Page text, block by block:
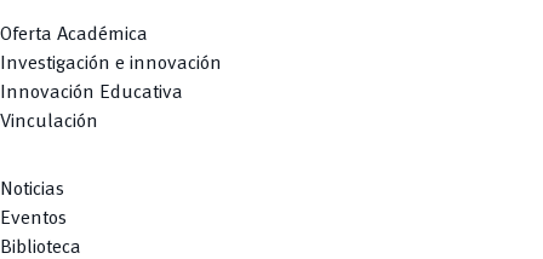
Oferta Académica
Investigación e innovación
Innovación Educativa
Vinculación
Noticias
Eventos
Biblioteca